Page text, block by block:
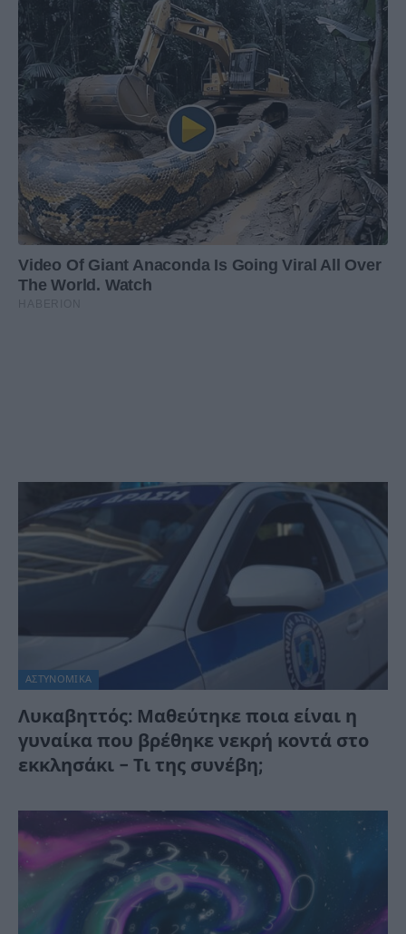
ΑΣΤΥΝΟΜΙΚΑ
Λυκαβηττός: Μαθεύτηκε ποια είναι η
γυναίκα που βρέθηκε νεκρή κοντά στο
εκκλησάκι – Τι της συνέβη;